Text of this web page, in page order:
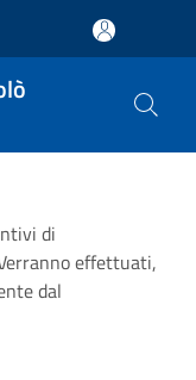
di
effettuati,
dal